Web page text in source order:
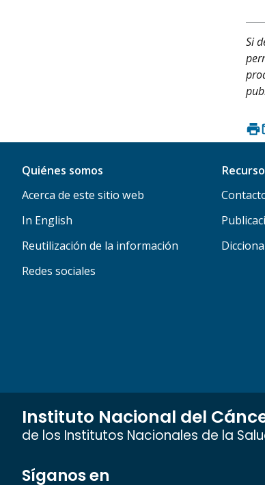
Si
Quiénes somos
Acerca de este sitio web
In English
Reutilización de la información
Redes sociales
Instituto Nacional del
de los Institutos Nacionales de la
Síganos en